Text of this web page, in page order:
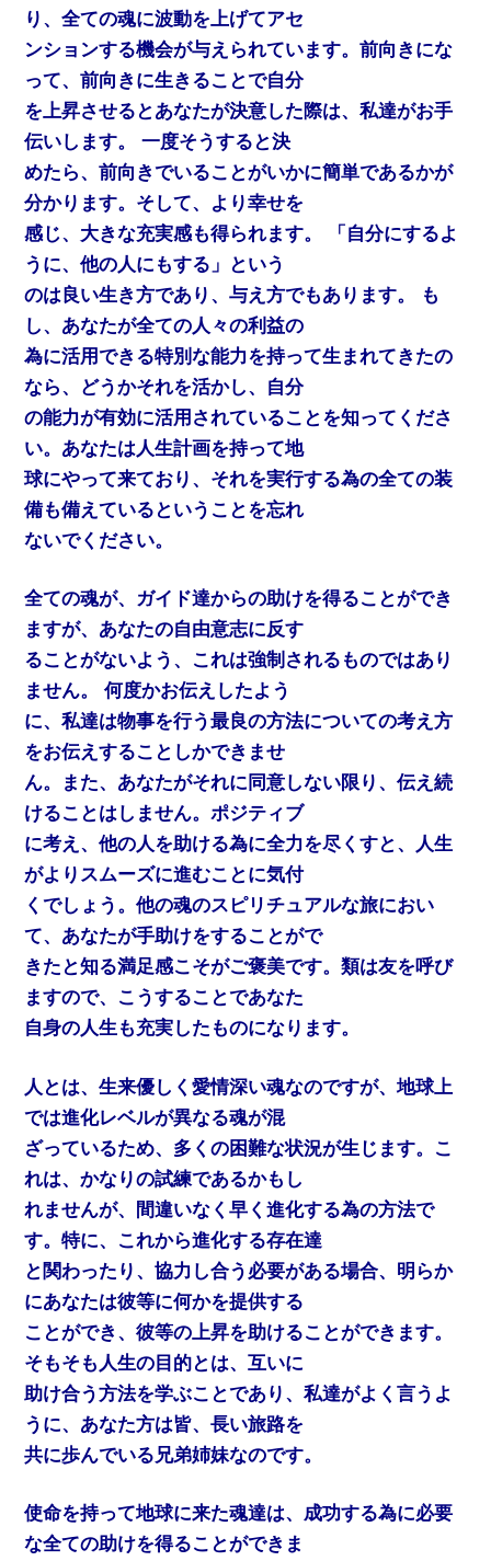
り、全ての魂に波動を上げてアセ
ンションする機会が与えられています。前向きにな
って、前向きに生きることで自分
を上昇させるとあなたが決意した際は、私達がお手
伝いします。 一度そうすると決
めたら、前向きでいることがいかに簡単であるかが
分かります。そして、より幸せを
感じ、大きな充実感も得られます。 「自分にするよ
うに、他の人にもする」という
のは良い生き方であり、与え方でもあります。 も
し、あなたが全ての人々の利益の
為に活用できる特別な能力を持って生まれてきたの
なら、どうかそれを活かし、自分
の能力が有効に活用されていることを知ってくださ
い。あなたは人生計画を持って地
球にやって来ており、それを実行する為の全ての装
備も備えているということを忘れ
ないでください。
全ての魂が、ガイド達からの助けを得ることができ
ますが、あなたの自由意志に反す
ることがないよう、これは強制されるものではあり
ません。 何度かお伝えしたよう
に、私達は物事を行う最良の方法についての考え方
をお伝えすることしかできませ
ん。また、あなたがそれに同意しない限り、伝え続
けることはしません。ポジティブ
に考え、他の人を助ける為に全力を尽くすと、人生
がよりスムーズに進むことに気付
くでしょう。他の魂のスピリチュアルな旅におい
て、あなたが手助けをすることがで
きたと知る満足感こそがご褒美です。類は友を呼び
ますので、こうすることであなた
自身の人生も充実したものになります。
人とは、生来優しく愛情深い魂なのですが、地球上
では進化レベルが異なる魂が混
ざっているため、多くの困難な状況が生じます。こ
れは、かなりの試練であるかもし
れませんが、間違いなく早く進化する為の方法で
す。特に、これから進化する存在達
と関わったり、協力し合う必要がある場合、明らか
にあなたは彼等に何かを提供する
ことができ、彼等の上昇を助けることができます。
そもそも人生の目的とは、互いに
助け合う方法を学ぶことであり、私達がよく言うよ
うに、あなた方は皆、長い旅路を
共に歩んでいる兄弟姉妹なのです。
使命を持って地球に来た魂達は、成功する為に必要
な全ての助けを得ることができま